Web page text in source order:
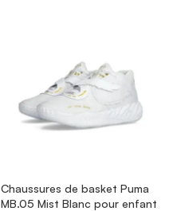
Chaussures de basket Puma
MB.05 Mist Blanc pour enfant